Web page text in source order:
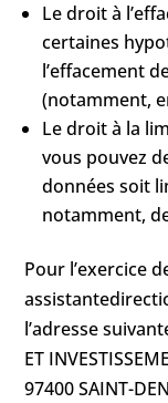
Le droit à
certaines
l’effacement
(notamment,
Le droit à la
vous pouvez
données soit
notamment,
Pour l’exercice
l’adresse
ET
97400 SAINT-